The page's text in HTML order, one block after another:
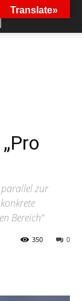
parallel zur
Bereich“
0
350
Translate»